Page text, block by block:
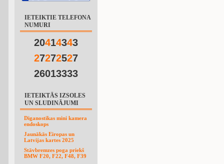
IETEIKTIE TELEFONA
NUMURI
20414343
27272527
26013333
IETEIKTĀS IZSOLES
UN SLUDINĀJUMI
Diganostikas mini kamera
endoskops
Jaunākās Eiropas un
Latvijas kartes 2025
Stāvbremzes poga priekš
BMW F20, F22, F48, F39